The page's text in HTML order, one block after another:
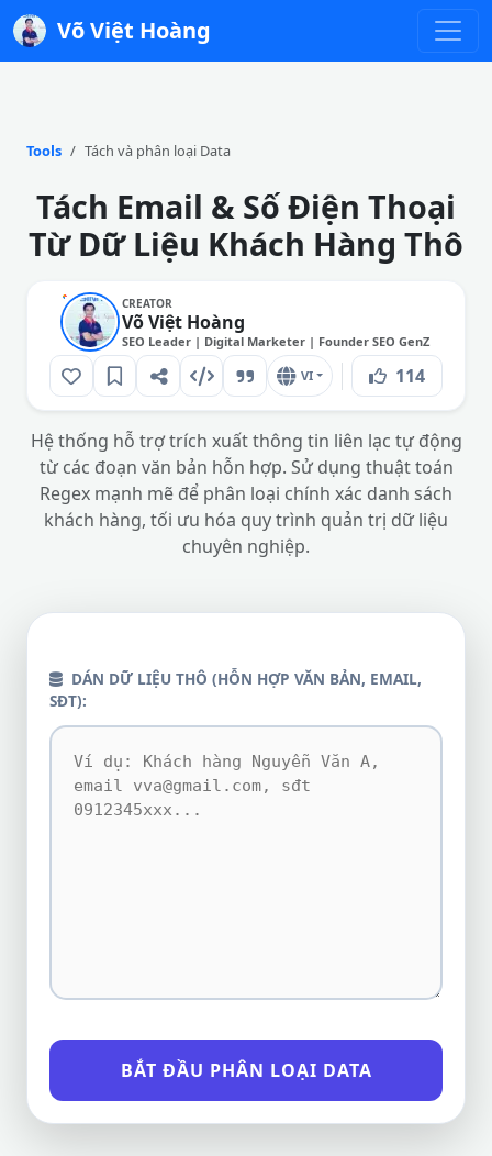
Võ Việt Hoàng
Tools Tách và phân loại Data
Tách Email & Số Điện Thoại
Từ Dữ Liệu Khách Hàng Thô
CREATOR
Võ Việt Hoàng
SEO Leader | Digital Marketer | Founder SEO GenZ
VI 114
Hệ thống hỗ trợ trích xuất thông tin liên lạc tự động
từ các đoạn văn bản hỗn hợp. Sử dụng thuật toán
Regex mạnh mẽ để phân loại chính xác danh sách
khách hàng, tối ưu hóa quy trình quản trị dữ liệu
chuyên nghiệp.
DÁN DỮ LIỆU THÔ (HỖN HỢP VĂN BẢN, EMAIL,
SĐT):
BẮT ĐẦU PHÂN LOẠI DATA